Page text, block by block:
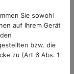
Bohren
Selbst die
und
ohne
und Co.
Sie sowohl
auf Ihrem Gerät
bzw. die
zu (Art 6 Abs. 1